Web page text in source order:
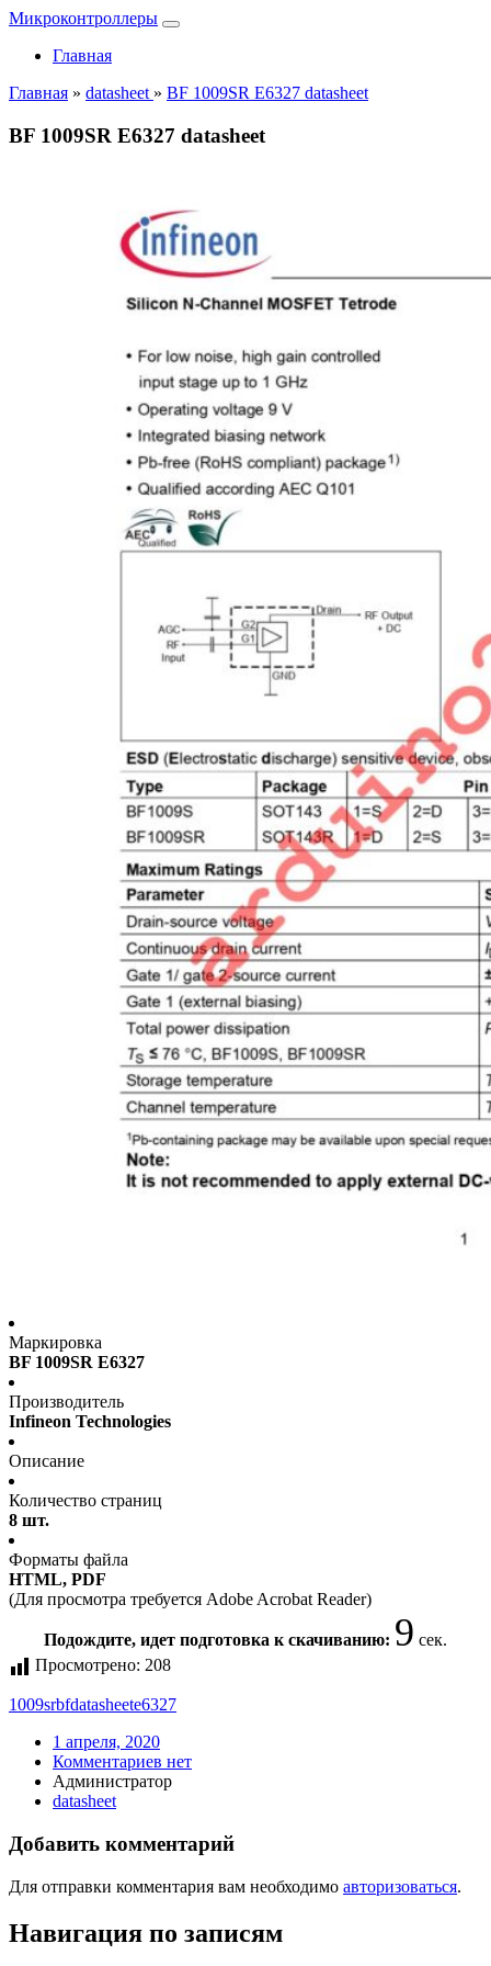
Микроконтроллеры
Главная
Главная » datasheet » BF 1009SR E6327 datasheet
BF 1009SR E6327 datasheet
Маркировка
BF 1009SR E6327
Производитель
Infineon Technologies
Описание
Количество страниц
8 шт.
Форматы файла
HTML, PDF
(Для просмотра требуется Adobe Acrobat Reader)
Подождите, идет подготовка к скачиванию: 8 сек.
Просмотрено: 208
1009srbfdatasheete6327
1 апреля, 2020
Комментариев нет
Администратор
datasheet
Добавить комментарий
Для отправки комментария вам необходимо авторизоваться.
Навигация по записям